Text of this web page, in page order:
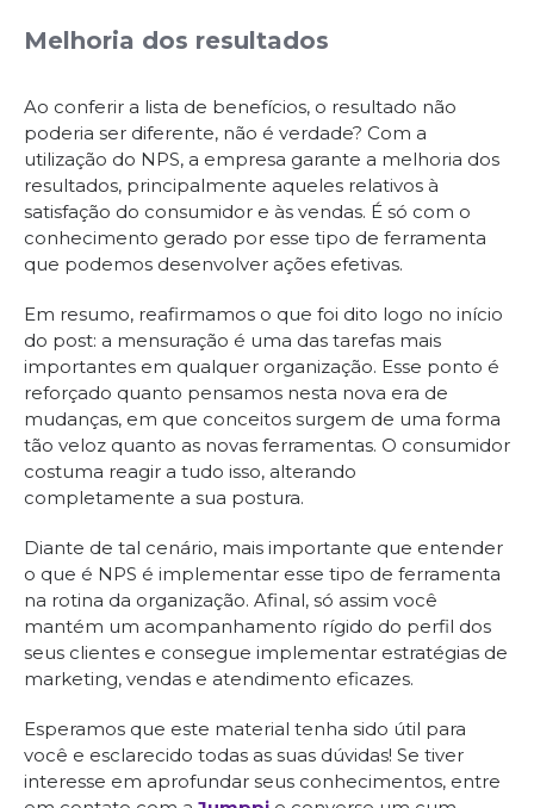
Melhoria dos resultados
Ao conferir a lista de benefícios, o resultado não
poderia ser diferente, não é verdade? Com a
utilização do NPS, a empresa garante a melhoria dos
resultados, principalmente aqueles relativos à
satisfação do consumidor e às vendas. É só com o
conhecimento gerado por esse tipo de ferramenta
que podemos desenvolver ações efetivas.
Em resumo, reafirmamos o que foi dito logo no início
do post: a mensuração é uma das tarefas mais
importantes em qualquer organização. Esse ponto é
reforçado quanto pensamos nesta nova era de
mudanças, em que conceitos surgem de uma forma
tão veloz quanto as novas ferramentas. O consumidor
costuma reagir a tudo isso, alterando
completamente a sua postura.
Diante de tal cenário, mais importante que entender
o que é NPS é implementar esse tipo de ferramenta
na rotina da organização. Afinal, só assim você
mantém um acompanhamento rígido do perfil dos
seus clientes e consegue implementar estratégias de
marketing, vendas e atendimento eficazes.
Esperamos que este material tenha sido útil para
você e esclarecido todas as suas dúvidas! Se tiver
interesse em aprofundar seus conhecimentos, entre